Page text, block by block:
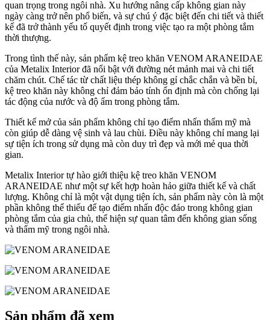
quan trọng trong ngôi nhà. Xu hướng nâng cấp không gian này
ngày càng trở nên phổ biến, và sự chú ý đặc biệt đến chi tiết và thiết
kế đã trở thành yếu tố quyết định trong việc tạo ra một phòng tắm
thời thượng.
Trong tình thế này, sản phẩm kệ treo khăn VENOM ARANEIDAE
của Metalix Interior đã nổi bật với đường nét mảnh mai và chi tiết
chăm chút. Chế tác từ chất liệu thép không gỉ chắc chắn và bền bỉ,
kệ treo khăn này không chỉ đảm bảo tính ổn định mà còn chống lại
tác động của nước và độ ẩm trong phòng tắm.
Thiết kế mở của sản phẩm không chỉ tạo điểm nhấn thẩm mỹ mà
còn giúp dễ dàng vệ sinh và lau chùi. Điều này không chỉ mang lại
sự tiện ích trong sử dụng mà còn duy trì đẹp và mới mẻ qua thời
gian.
Metalix Interior tự hào giới thiệu kệ treo khăn VENOM
ARANEIDAE như một sự kết hợp hoàn hảo giữa thiết kế và chất
lượng. Không chỉ là một vật dụng tiện ích, sản phẩm này còn là một
phần không thể thiếu để tạo điểm nhấn độc đáo trong không gian
phòng tắm của gia chủ, thể hiện sự quan tâm đến không gian sống
và thẩm mỹ trong ngôi nhà.
Sản phẩm đã xem